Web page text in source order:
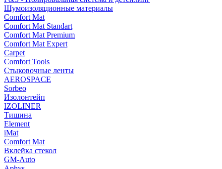
Шумоизоляционные материалы
Comfort Mat
Comfort Mat Standart
Comfort Mat Premium
Comfort Mat Expert
Carpet
Comfort Tools
Стыковочные ленты
AEROSPACE
Sorbeo
Изолонтейп
IZOLINER
Тишина
Element
iMat
Comfort Mat
Вклейка стекол
GM-Auto